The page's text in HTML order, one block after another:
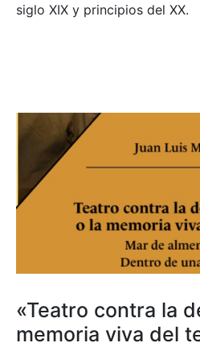
siglo XIX y principios del XX.
«Teatro contra la
memoria viva del